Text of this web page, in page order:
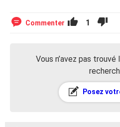
Commenter 1
Vous n’avez pas
Posez